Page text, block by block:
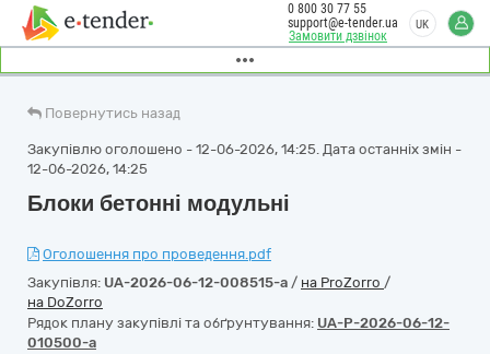
Замовити дзвінок
0 800 30 77 55
support@e-tender.ua
UK
Повернутись назад
Закупівлю оголошено - 12-06-2026, 14:25. Дата останніх змін -
12-06-2026, 14:25
Блоки бетонні модульні
Оголошення про проведення.pdf
Закупівля: UA-2026-06-12-008515-a / на ProZorro /
на DoZorro
Рядок плану закупівлі та обґрунтування: UA-P-2026-06-12-
010500-a